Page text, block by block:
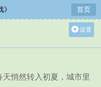
》 首页
设置
中
悄然转入初夏，城市里